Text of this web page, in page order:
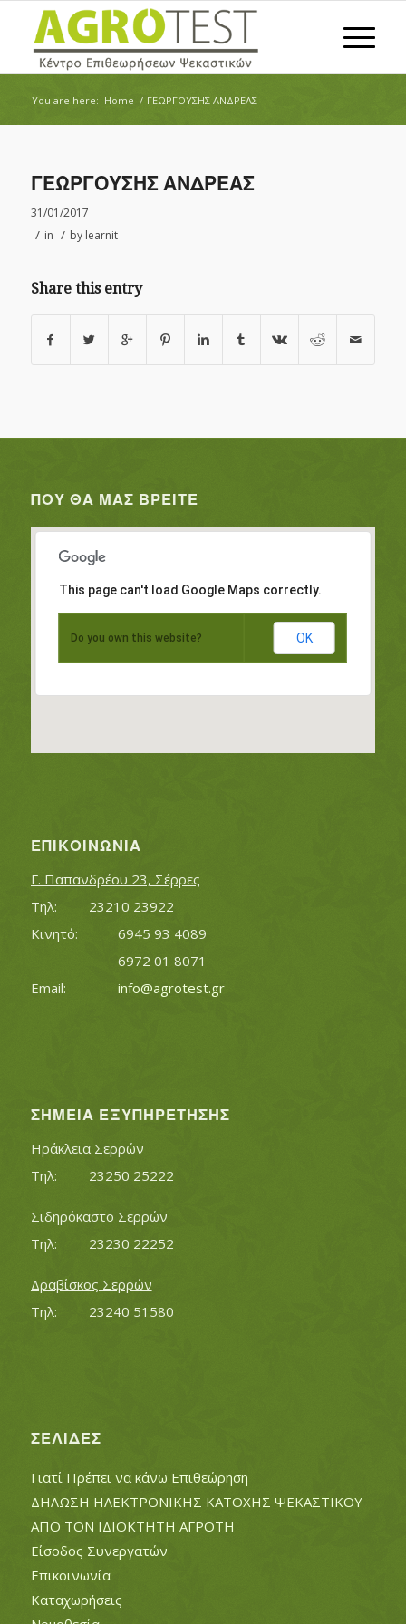
You are here: Home / ΓΕΩΡΓΟΥΣΗΣ ΑΝΔΡΕΑΣ
ΓΕΩΡΓΟΥΣΗΣ ΑΝΔΡΕΑΣ
31/01/2017
/ in / by learnit
Share this entry
ΠΟΥ ΘΑ ΜΑΣ ΒΡΕΊΤΕ
This page can't load Google Maps correctly.
Do you own this website? OK
ΕΠΙΚΟΙΝΩΝΊΑ
Γ. Παπανδρέου 23, Σέρρες
Τηλ:		23210 23922
Κινητό:		6945 93 4089
			6972 01 8071
info@agrotest.gr
ΣΗΜΕΊΑ ΕΞΥΠΗΡΈΤΗΣΗΣ
Ηράκλεια Σερρών
Τηλ:		23250 25222
Σιδηρόκαστο Σερρών
Τηλ:		23230 22252
Δραβίσκος Σερρών
Τηλ:		23240 51580
ΣΕΛΊΔΕΣ
Γιατί Πρέπει να κάνω Επιθεώρηση
ΔΗΛΩΣΗ ΗΛΕΚΤΡΟΝΙΚΗΣ ΚΑΤΟΧΗΣ ΨΕΚΑΣΤΙΚΟΥ
ΑΠΟ ΤΟΝ ΙΔΙΟΚΤΗΤΗ ΑΓΡΟΤΗ
Είσοδος Συνεργατών
Επικοινωνία
Καταχωρήσεις